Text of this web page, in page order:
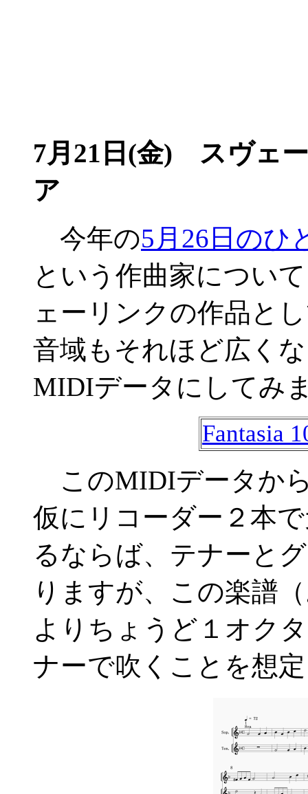
7月21日(金) スヴェ
ア
今年の5月26日のひ
という作曲家につい
ェーリンクの作品と
音域もそれほど広く
MIDIデータにしてみ
Fantasia
このMIDIデータか
仮にリコーダー２本
るならば、テナーと
りますが、この楽譜
よりちょうど１オク
ナーで吹くことを想